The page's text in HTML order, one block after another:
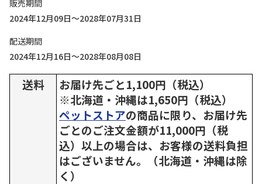
販売期間
2024年12月09日～2028年07月31日
配送期間
2024年12月16日～2028年08月08日
送料
お届け先ごと1,100円（税込）
※北海道・沖縄は1,650円（税込）
ペットストアの商品に限り、お届け先
ごとのご注文金額が11,000円（税
込）以上の場合は、お客様の送料負担
はございません。（北海道・沖縄は除
く）